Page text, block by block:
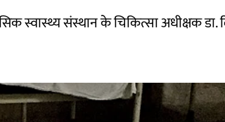
स्वास्थ्य संस्थान के चिकित्सा अधीक्षक डा.